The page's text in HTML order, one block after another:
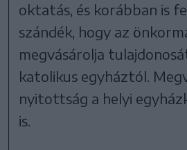
oktatás, és korábban is
szándék, hogy az
megvásárolja
katolikus egyháztól.
nyitottság a helyi
is.